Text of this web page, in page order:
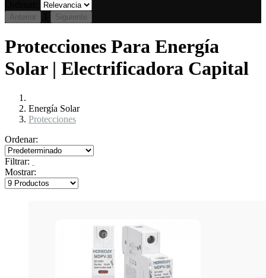
Anterior Siguiente
Protecciones Para Energía
Solar | Electrificadora Capital
Energía Solar
Protecciones
Ordenar:
Filtrar:
Mostrar: